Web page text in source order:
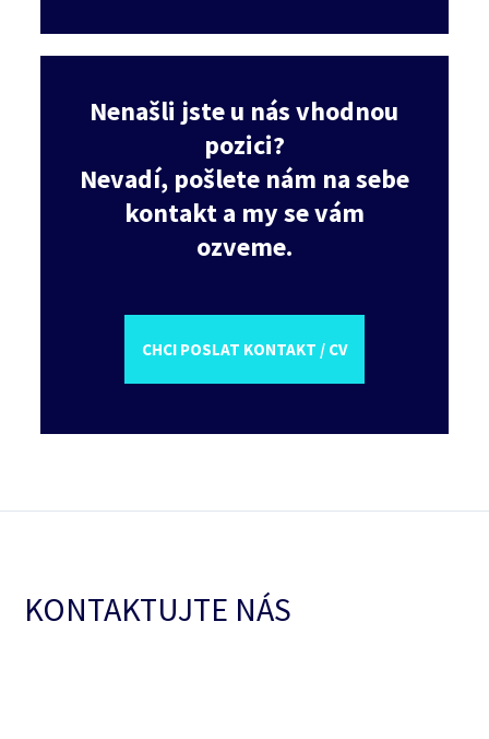
Nenašli jste u nás vhodnou
pozici?
Nevadí, pošlete nám na sebe
kontakt a my se vám
ozveme.
CHCI POSLAT KONTAKT / CV
KONTAKTUJTE NÁS